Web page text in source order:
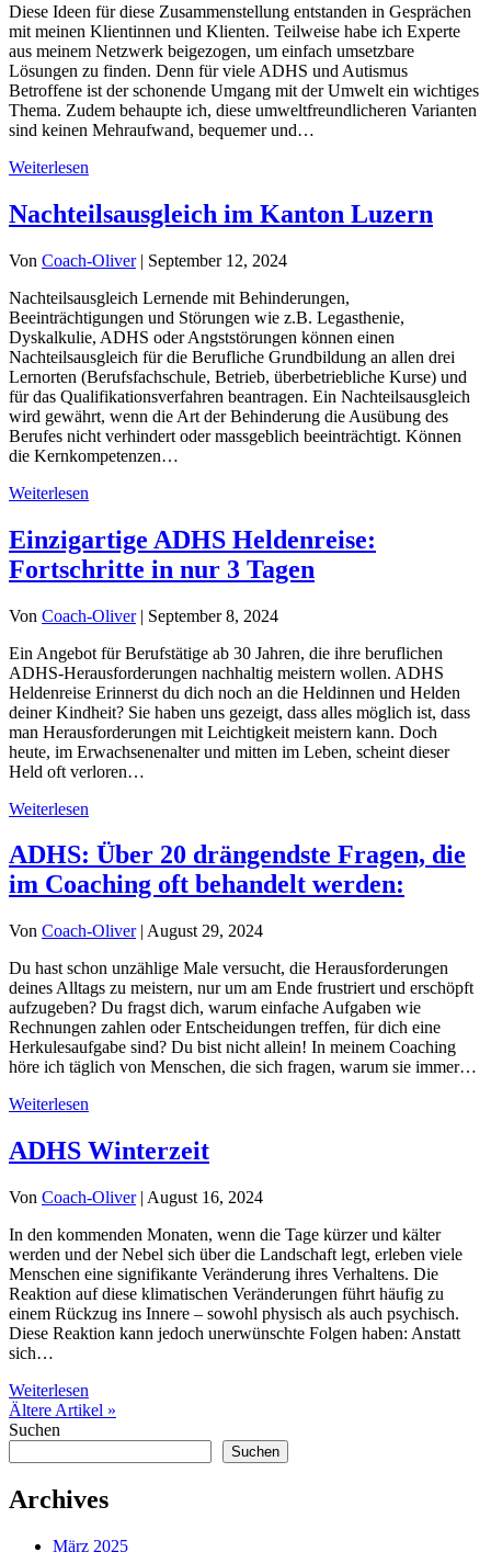
Diese Ideen für diese Zusammenstellung entstanden in Gesprächen
mit meinen Klientinnen und Klienten. Teilweise habe ich Experte
aus meinem Netzwerk beigezogen, um einfach umsetzbare
Lösungen zu finden. Denn für viele ADHS und Autismus
Betroffene ist der schonende Umgang mit der Umwelt ein wichtiges
Thema. Zudem behaupte ich, diese umweltfreundlicheren Varianten
sind keinen Mehraufwand, bequemer und…
Weiterlesen
Nachteilsausgleich im Kanton Luzern
Von Coach-Oliver| September 12, 2024
Nachteilsausgleich Lernende mit Behinderungen,
Beeinträchtigungen und Störungen wie z.B. Legasthenie,
Dyskalkulie, ADHS oder Angststörungen können einen
Nachteilsausgleich für die Berufliche Grundbildung an allen drei
Lernorten (Berufsfachschule, Betrieb, überbetriebliche Kurse) und
für das Qualifikationsverfahren beantragen. Ein Nachteilsausgleich
wird gewährt, wenn die Art der Behinderung die Ausübung des
Berufes nicht verhindert oder massgeblich beeinträchtigt. Können
die Kernkompetenzen…
Weiterlesen
Einzigartige ADHS Heldenreise:
Fortschritte in nur 3 Tagen
Von Coach-Oliver| September 8, 2024
Ein Angebot für Berufstätige ab 30 Jahren, die ihre beruflichen
ADHS-Herausforderungen nachhaltig meistern wollen. ADHS
Heldenreise Erinnerst du dich noch an die Heldinnen und Helden
deiner Kindheit? Sie haben uns gezeigt, dass alles möglich ist, dass
man Herausforderungen mit Leichtigkeit meistern kann. Doch
heute, im Erwachsenenalter und mitten im Leben, scheint dieser
Held oft verloren…
Weiterlesen
ADHS: Über 20 drängendste Fragen, die
im Coaching oft behandelt werden:
Von Coach-Oliver| August 29, 2024
Du hast schon unzählige Male versucht, die Herausforderungen
deines Alltags zu meistern, nur um am Ende frustriert und erschöpft
aufzugeben? Du fragst dich, warum einfache Aufgaben wie
Rechnungen zahlen oder Entscheidungen treffen, für dich eine
Herkulesaufgabe sind? Du bist nicht allein! In meinem Coaching
höre ich täglich von Menschen, die sich fragen, warum sie immer…
Weiterlesen
ADHS Winterzeit
Von Coach-Oliver| August 16, 2024
In den kommenden Monaten, wenn die Tage kürzer und kälter
werden und der Nebel sich über die Landschaft legt, erleben viele
Menschen eine signifikante Veränderung ihres Verhaltens. Die
Reaktion auf diese klimatischen Veränderungen führt häufig zu
einem Rückzug ins Innere – sowohl physisch als auch psychisch.
Diese Reaktion kann jedoch unerwünschte Folgen haben: Anstatt
sich…
Weiterlesen
Ältere Artikel »
Suchen
Suchen
Archives
März 2025